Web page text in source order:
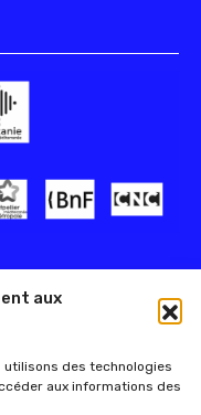
aux
utilisons des technologies
aux informations des